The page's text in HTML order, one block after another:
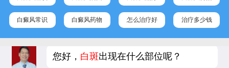
白癜风常识 白癜风药物 怎么治疗好 治疗多少钱
您好， 白斑出现在什么部位呢？